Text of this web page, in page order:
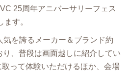
25周年アニバーサリーフェス
す。
を誇るメーカー＆ブランド約
、普段は画面越しに紹介してい
って体験いただけるほか、会場